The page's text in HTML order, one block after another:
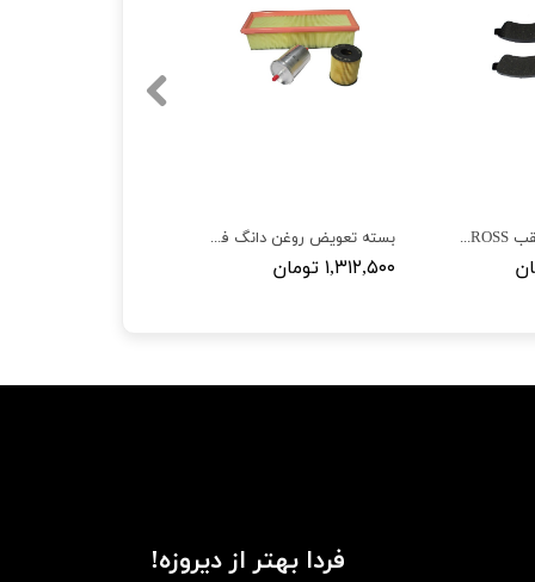
بسته تعویض روغن دانگ فنگ H30 CROSS
۱,۳۱۲,۵۰۰ تومان
لنت ترمز جلو و عقب H30 CROSS بسته 8 عددی
فردا بهتر از دیروزه!